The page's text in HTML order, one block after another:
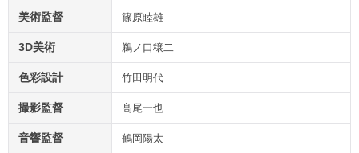
美術監督 篠原睦雄
3D美術 鵜ノ口穣二
色彩設計 竹田明代
撮影監督 髙尾一也
音響監督 鶴岡陽太